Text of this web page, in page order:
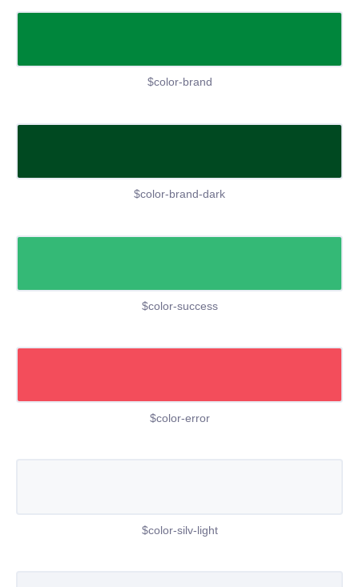
$color-brand
$color-brand-dark
$color-success
$color-error
$color-silv-light